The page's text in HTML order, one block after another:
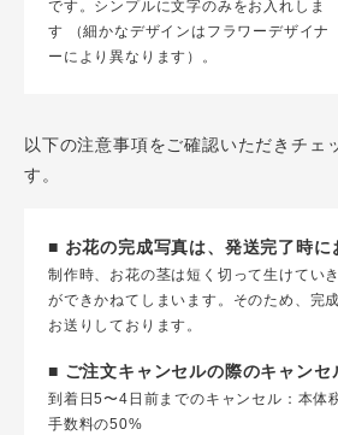
です。シンプルに文字のみをお入れしま
す （細かなデザインはフラワーデザイナ
ーにより異なります）。
以下の注意事項をご確認いただきチェ
す。
■ お花の完成写真は、発送完了時に
制作時、お花の茎は短く切って生けてい
ができかねてしまいます。そのため、完
お送りしております。
■ ご注文キャンセルの際のキャンセ
到着日5〜4日前までのキャンセル：本体
手数料の50%